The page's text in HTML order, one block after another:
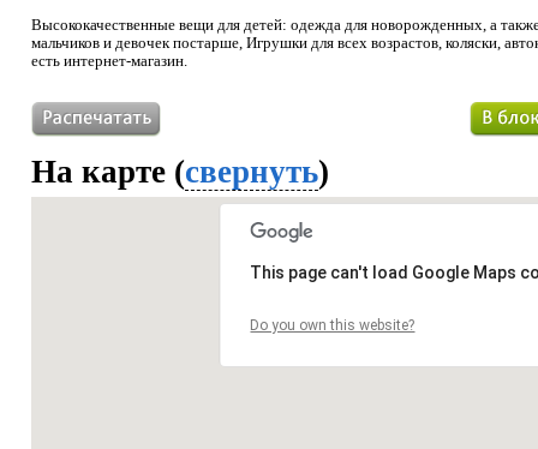
Высококачественные вещи для детей: одежда для новорожденных, а
мальчиков и девочек постарше, Игрушки для всех возрастов, коляски,
есть интернет-магазин.
На карте (свернуть)
This page can't load Google Maps
Do you own this website?